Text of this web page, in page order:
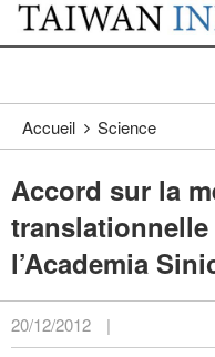
Passer au contenu principal
:::
Accueil Science
Accord sur la
l’Academia
20/12/2012 |